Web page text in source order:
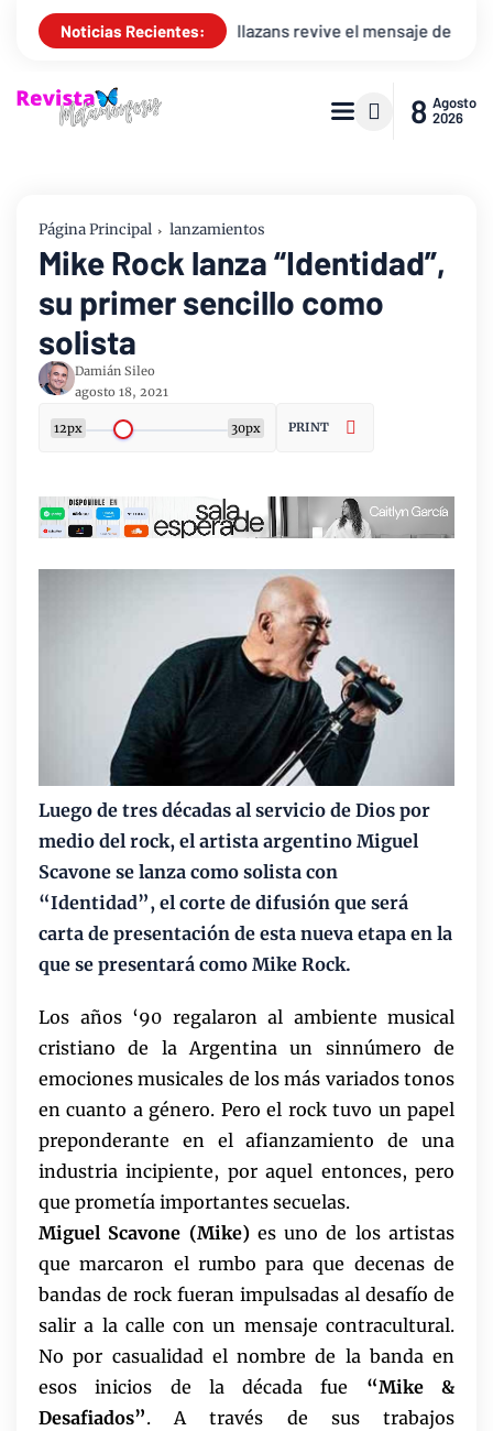
Noticias Recientes:
Arthur Callazans revive el mensaje de la resurrección
8 Agosto
2026
Página Principal lanzamientos
Mike Rock lanza “Identidad”,
su primer sencillo como
solista
Damián Sileo
agosto 18, 2021
12px 30px PRINT
Luego de tres décadas al servicio de Dios por
medio del rock, el artista argentino Miguel
Scavone se lanza como solista con
“Identidad”, el corte de difusión que será
carta de presentación de esta nueva etapa en la
que se presentará como Mike Rock.
Los años ‘90 regalaron al ambiente musical
cristiano de la Argentina un sinnúmero de
emociones musicales de los más variados tonos
en cuanto a género. Pero el rock tuvo un papel
preponderante en el afianzamiento de una
industria incipiente, por aquel entonces, pero
que prometía importantes secuelas.
Miguel Scavone (Mike)es uno de los artistas
que marcaron el rumbo para que decenas de
bandas de rock fueran impulsadas al desafío de
salir a la calle con un mensaje contracultural.
No por casualidad el nombre de la banda en
esos inicios de la década fue “Mike &
Desafiados”. A través de sus trabajos